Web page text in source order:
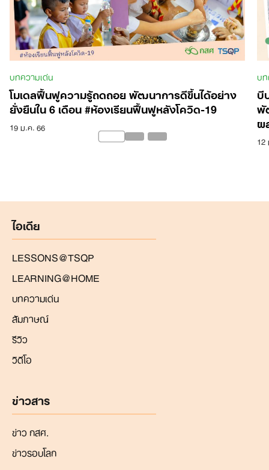
บทความเด่น
โมเดลฟื้นฟูความรู้ถดถอย พัฒนาการดีขึ้นได้อย่าง
ยั่งยืนใน 6 เดือน #ห้องเรียนฟื้นฟูหลังโควิด-19
19 ม.ค. 66
บ
บี
พั
ผ
12
ไอเดีย
LESSONS@TSQP
LEARNING@HOME
บทความเด่น
สัมภาษณ์
รีวิว
วิดีโอ
ข่าวสาร
ข่าว กสศ.
ข่าวรอบโลก